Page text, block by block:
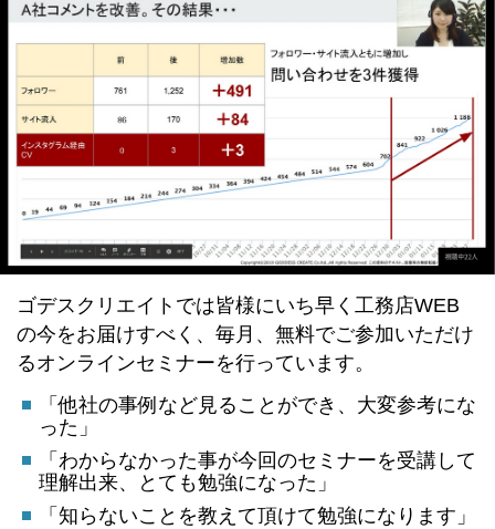
ゴデスクリエイトでは皆様にいち早く工務店WEB
の今をお届けすべく、毎月、無料でご参加いただけ
るオンラインセミナーを行っています。
「他社の事例など見ることができ、大変参考にな
った」
「わからなかった事が今回のセミナーを受講して
理解出来、とても勉強になった」
「知らないことを教えて頂けて勉強になります」